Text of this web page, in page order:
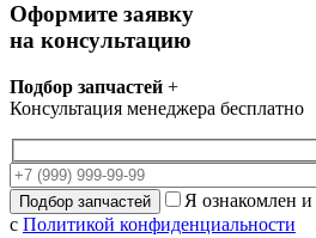
Оформите заявку
на консультацию
Подбор запчастей +
Консультация менеджера бесплатно
Я ознакомлен и
с Политикой конфиденциальности